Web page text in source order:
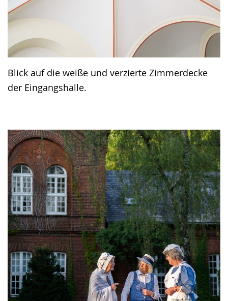
Blick auf die weiße und verzierte Zimmerdecke
der Eingangshalle.